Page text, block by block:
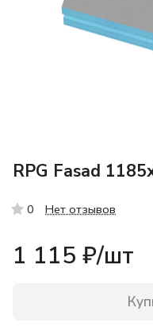
RPG Fasad
0 Нет отзывов
1 115 ₽/шт